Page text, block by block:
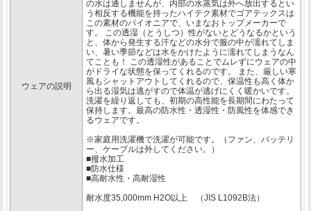
ウェアの説明
の水は通しませんが、内部の水蒸気は外へ放出するとい
う相反する機能を持ったハイテク素材でゴアテックスは
この素材のパイオニアで、いまなおトップメーカーで
す。 この透湿（とうしつ）性がないとどうなるかという
と、体から発生する汗などの水分で服の中が濡れてしま
い、暑い季節などは水をかけたように濡れてしまうなん
てことも！ この透湿性があることでムレずにウェアの中
がドライな状態を保ってくれるのです。 また、厳しい寒
風もシャットアウトしてくれるので、保温性も高く体か
ら出る湿気は逃がすので体温が逃げにくく暖かいです。
洗濯を繰り返しても、初期の高性能を長期間にわたって
保持します。最高の防水性・透湿性・防風性を体感でき
るウェアです。
※家庭用洗濯機で洗濯が可能です。（ファン、バッテリ
ー、ケーブルは外してください。）
■撥水加工
■防水仕様
■高耐水性・高耐湿性
耐水度35,000mm H2O以上 （JIS L1092B法）